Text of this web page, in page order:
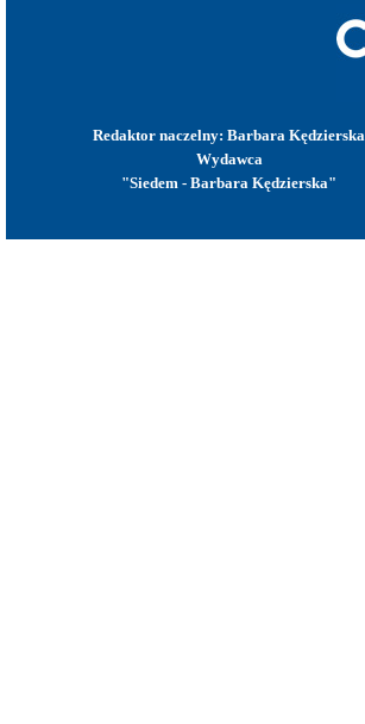
Redaktor naczelny: Barbara Kędzierska
Wydawca
"Siedem - Barbara Kędzierska"